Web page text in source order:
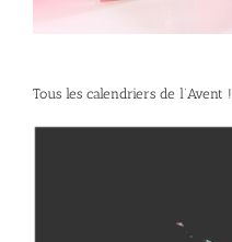
Tous les calendriers de l’Avent !